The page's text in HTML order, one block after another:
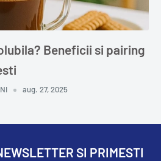
Beneficii si pairing
aug. 27, 2025
SI PRIMESTI